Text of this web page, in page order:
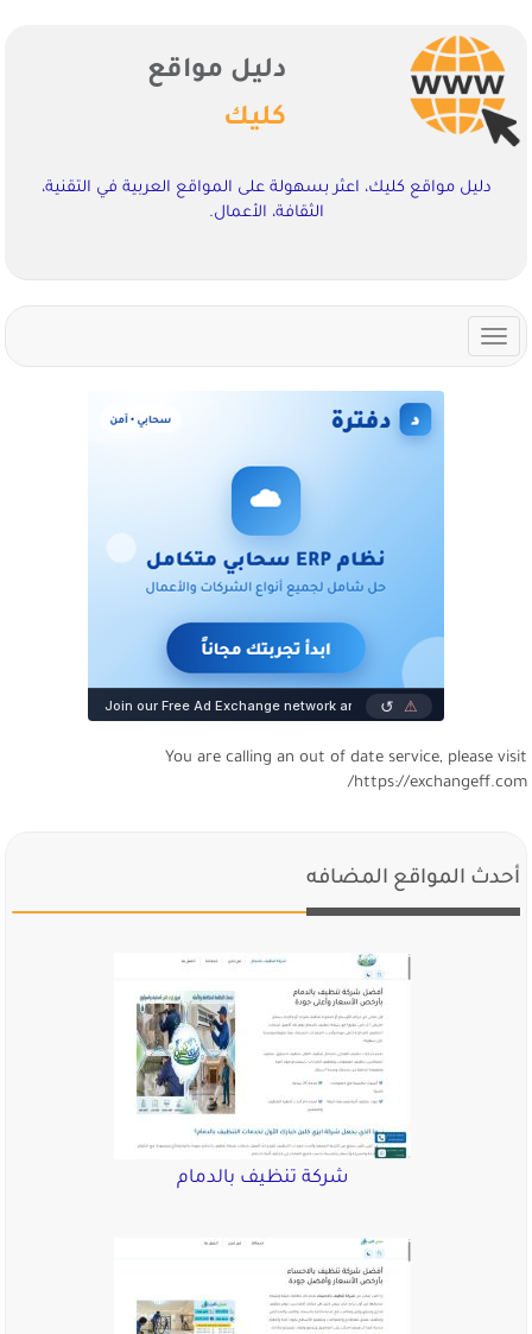
دليل مواقع
كليك
دليل مواقع كليك، اعثر بسهولة على المواقع العربية في التقنية،
الثقافة، الأعمال.
Toggle
navigation
You are calling an out of date service, please visit
https://exchangeff.com/
أحدث المواقع المضافه
شركة تنظيف بالدمام